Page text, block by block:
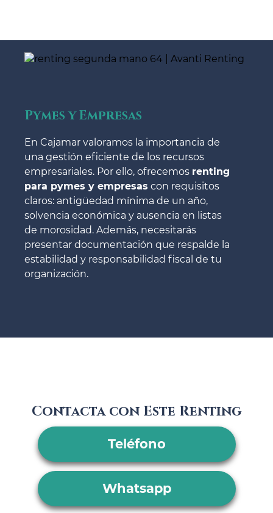
Pymes y Empresas
En Cajamar valoramos la importancia de
una gestión eficiente de los recursos
empresariales. Por ello, ofrecemos renting
para pymes y empresas con requisitos
claros: antigüedad mínima de un año,
solvencia económica y ausencia en listas
de morosidad. Además, necesitarás
presentar documentación que respalde la
estabilidad y responsabilidad fiscal de tu
organización.
Contacta con Este Renting
Teléfono
Whatsapp